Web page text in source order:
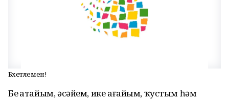
Бәхетлемен!
Беҙ атайым, әсәйем, ике ағайым, ҡустым һәм